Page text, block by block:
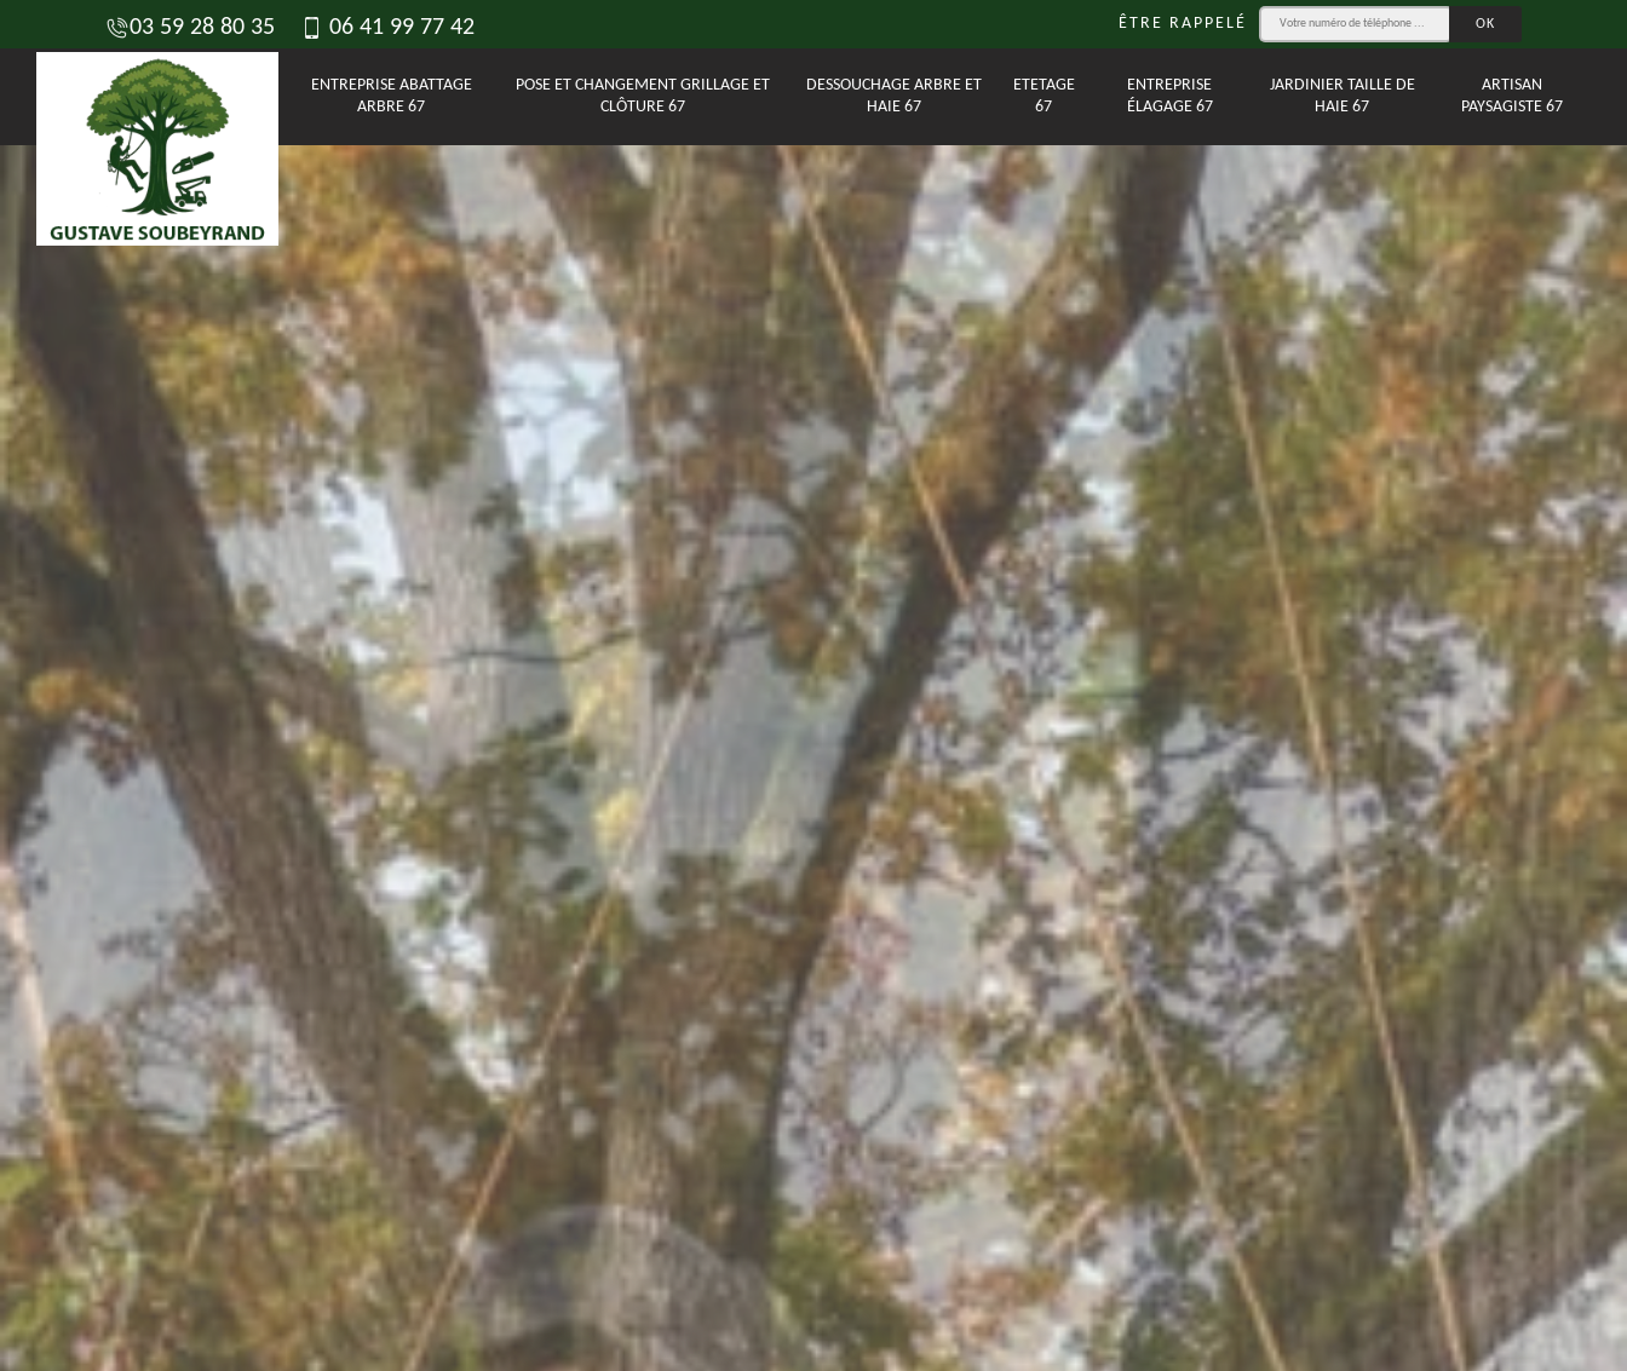
03 59 28 80 35 06 41 99 77 42 ÊTRE RAPPELÉ
ENTREPRISE ABATTAGE
ARBRE 67
POSE ET CHANGEMENT GRILLAGE ET
CLÔTURE 67
DESSOUCHAGE ARBRE ET
HAIE 67
ETETAGE
67
ENTREPRISE
ÉLAGAGE 67
JARDINIER TAILLE DE
HAIE 67
ARTISAN
PAYSAGISTE 67